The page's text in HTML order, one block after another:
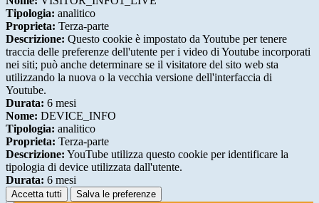
Tipologia: analitico
Proprieta: Terza-parte
Descrizione: Questo cookie è impostato da Youtube per tenere
traccia delle preferenze dell'utente per i video di Youtube incorporati
nei siti; può anche determinare se il visitatore del sito web sta
utilizzando la nuova o la vecchia versione dell'interfaccia di
Youtube.
Durata: 6 mesi
Nome: DEVICE_INFO
Tipologia: analitico
Proprieta: Terza-parte
Descrizione: YouTube utilizza questo cookie per identificare la
tipologia di device utilizzata dall'utente.
Durata: 6 mesi
Accetta tutti Salva le preferenze